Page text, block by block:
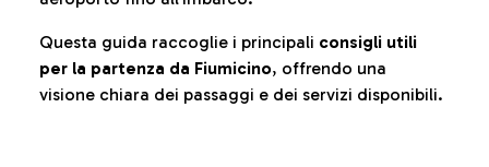
Questa guida raccoglie i principali consigli utili
per la partenza da Fiumicino, offrendo una
visione chiara dei passaggi e dei servizi disponibili.